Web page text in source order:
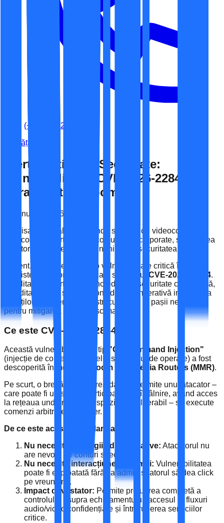
(+40) 741-262-060
Noutăți
Alertă Critică de Securitate:
Vulnerabilitatea CVE-2026-22844 în
Infrastructura Zoom
28 ianuarie 2026
În peisajul digital actual, unde soluțiile de videoconferință
sunt coloana vertebrală a comunicării corporate, securitatea
acestor platforme devine sinonimă cu securitatea afacerii.
Recent, a fost identificată o vulnerabilitate critică în
ecosistemul Zoom, catalogată sub codul
CVE-2026-22844.
În calitate de partener de încredere în securitate cibernetică,
acreditat DNSC și ADR, considerăm imperativă informarea
clienților și partenerilor noștri cu privire la pașii necesari
pentru mitigarea acestui risc major.
Ce este CVE-2026-22844?
Această vulnerabilitate de tip
"OS Command Injection"
(injecție de comenzi la nivelul sistemului de operare) a fost
descoperită în modulele
Zoom Multimedia Routers (MMR).
Pe scurt, o breșă în validarea datelor permite unui atacator –
care poate fi un simplu participant la o întâlnire, având acces
la rețeaua unde rulează dispozitivul vulnerabil – să execute
comenzi arbitrare pe server.
De ce este acest lucru alarmant?
Nu necesită privilegii administrative: Atacatorul nu
are nevoie de conturi speciale.
Nu necesită interacțiunea victimei: Vulnerabilitatea
poate fi exploatată fără ca administratorul să dea click
pe vreun link.
Impact devastator: Permite preluarea completă a
controlului asupra echipamentului, accesul la fluxuri
audio/video confidențiale și întreruperea serviciilor
critice.